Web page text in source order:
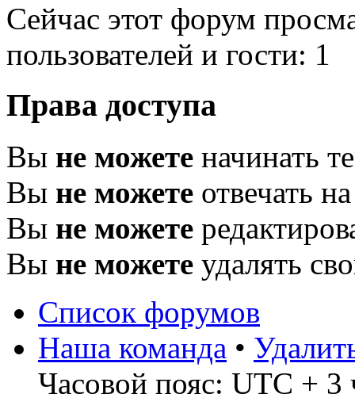
Сейчас этот форум
пользователей и гости: 1
Права доступа
Вы не можете начинать
Вы не можете отвечать
Вы не можете
Вы не можете удалять
Список форумов
Наша команда •
Часовой пояс: UTC + 3